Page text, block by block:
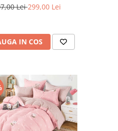
Lei299,00 Lei
IN COS